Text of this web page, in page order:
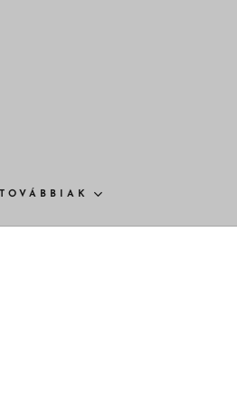
TOVÁBBIAK